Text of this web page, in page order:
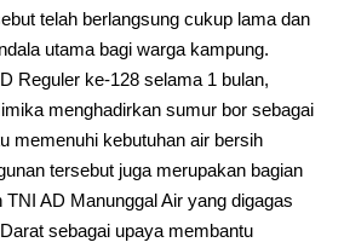
telah berlangsung cukup lama dan
utama bagi warga kampung.
Reguler ke-128 selama 1 bulan,
menghadirkan sumur bor sebagai
memenuhi kebutuhan air bersih
tersebut juga merupakan bagian
AD Manunggal Air yang digagas
sebagai upaya membantu